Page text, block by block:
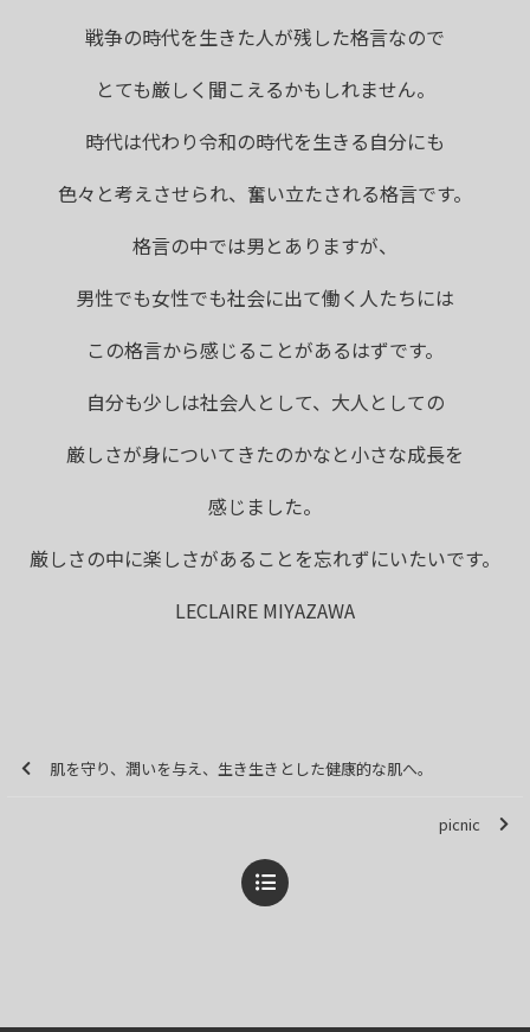
戦争の時代を生きた人が残した格言なので
とても厳しく聞こえるかもしれません。
時代は代わり令和の時代を生きる自分にも
色々と考えさせられ、奮い立たされる格言です。
格言の中では男とありますが、
男性でも女性でも社会に出て働く人たちには
この格言から感じることがあるはずです。
自分も少しは社会人として、大人としての
厳しさが身についてきたのかなと小さな成長を
感じました。
厳しさの中に楽しさがあることを忘れずにいたいです。
LECLAIRE MIYAZAWA
肌を守り、潤いを与え、生き生きとした健康的な肌へ。
picnic